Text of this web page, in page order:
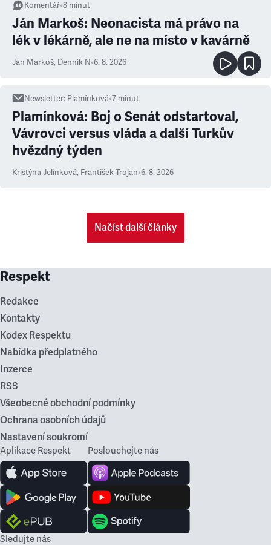
Komentář•8 minut
Ján Markoš: Neonacista má právo na
lék v lékárně, ale ne na místo v kavárně
Ján Markoš, Denník N•6. 8. 2026
Newsletter: Plamínková•7 minut
Plamínková: Boj o Senát odstartoval,
Vávrovci versus vláda a další Turkův
hvězdný týden
Kristýna Jelínková, František Trojan•6. 8. 2026
Načíst další články
Respekt
Redakce
Kontakty
Kodex Respektu
Nabídka předplatného
Inzerce
RSS
Všeobecné obchodní podmínky
Ochrana osobních údajů
Nastavení soukromí
Aplikace Respekt Poslouchejte nás
Sledujte nás